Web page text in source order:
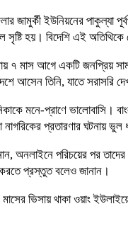
জামুর্কী ইউনিয়নের পাকুল্যা
সৃষ্টি হয়। বিদেশি এই
৭ মাস আগে একটি জনপ্রিয়
আসেন তিনি, যাতে সরাসরি
মনে-প্রাণে ভালোবাসি।
প্রতারণার ঘটনায় ভুল
পরিচয়ের পর তাদের
প্রস্তুত বলেও জানান।
ভিসায় থাকা ওয়াং